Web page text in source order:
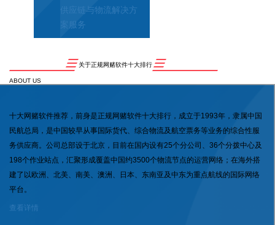
供应链与物流解决方
案服务
关于正规网赌软件十大排行
ABOUT US
十大网赌软件推荐，前身是正规网赌软件十大排行，成立于1993年，隶属中国
民航总局，是中国较早从事国际货代、综合物流及航空票务等业务的综合性服
务供应商。公司总部设于北京，目前在国内设有25个分公司、36个分拨中心及
198个作业站点，汇聚形成覆盖中国约3500个物流节点的运营网络；在海外搭
建了以欧洲、北美、南美、澳洲、日本、东南亚及中东为重点航线的国际网络
平台。
查看详情